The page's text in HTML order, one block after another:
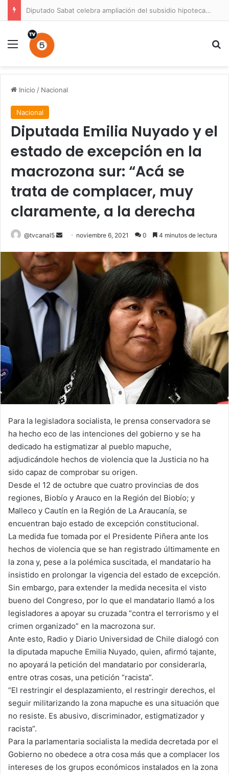
Diputado Sabat celebra ampliación del subsidio hipotecario con viviendas de hasta 6.000 UF
Menú
Inicio / Nacional
Nacional
Diputada Emilia Nuyado y el
estado de excepción en la
macrozona sur: “Acá se
trata de complacer, muy
claramente, a la derecha
@tvcanal5
Send
email
noviembre 6, 2021 0 4 minutos de lectura
Para la legisladora socialista, le prensa conservadora se
ha hecho eco de las intenciones del gobierno y se ha
dedicado ha estigmatizar al pueblo mapuche,
adjudicándole hechos de violencia que la Justicia no ha
sido capaz de comprobar su origen.
Desde el 12 de octubre que cuatro provincias de dos
regiones, Biobío y Arauco en la Región del Biobío; y
Malleco y Cautín en la Región de La Araucanía, se
encuentran bajo estado de excepción constitucional.
La medida fue tomada por el Presidente Piñera ante los
hechos de violencia que se han registrado últimamente en
la zona y, pese a la polémica suscitada, el mandatario ha
insistido en prolongar la vigencia del estado de excepción.
Sin embargo, para extender la medida necesita el visto
bueno del Congreso, por lo que el mandatario llamó a los
legisladores a apoyar su cruzada “contra el terrorismo y el
crimen organizado” en la macrozona sur.
Ante esto, Radio y Diario Universidad de Chile dialogó con
la diputada mapuche Emilia Nuyado, quien, afirmó tajante,
no apoyará la petición del mandatario por considerarla,
entre otras cosas, una petición “racista”.
“El restringir el desplazamiento, el restringir derechos, el
seguir militarizando la zona mapuche es una situación que
no resiste. Es abusivo, discriminador, estigmatizador y
racista”.
Para la parlamentaria socialista la medida decretada por el
Gobierno no obedece a otra cosa más que a complacer los
intereses de los grupos económicos instalados en la zona